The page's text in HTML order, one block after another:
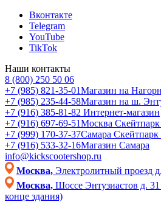
Вконтакте
Telegram
YouTube
TikTok
Наши контакты
8 (800) 250 50 06
+7 (985) 821-35-01Магазин на
+7 (985) 235-44-58Магазин на ш.
+7 (916) 385-81-82 Интернет-магазин
+7 (916) 697-69-51Москва
+7 (999) 170-37-37Самара Скейтпарк
+7 (916) 533-32-16Магазин Самара
info@kickscootershop.ru
Москва, Электролитный проезд
Москва, Шоссе Энтузиастов д.
конце здания)